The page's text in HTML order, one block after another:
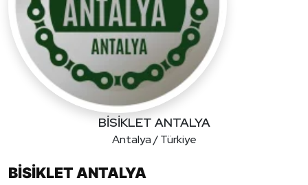
BİSİKLET ANTALYA
Antalya / Türkiye
BİSİKLET ANTALYA